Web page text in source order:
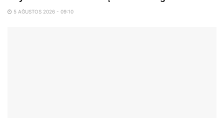
5 AĞUSTOS 2026 - 09:10